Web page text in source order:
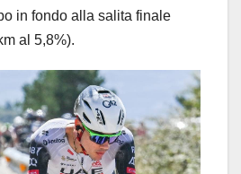
in fondo alla salita finale
al 5,8%).